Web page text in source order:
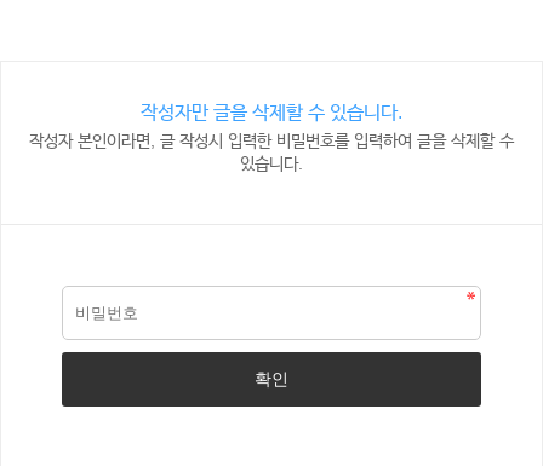
작성자만 글을 삭제할 수 있습니다.
작성자 본인이라면, 글 작성시 입력한 비밀번호를 입력하여 글을 삭제할 수
있습니다.